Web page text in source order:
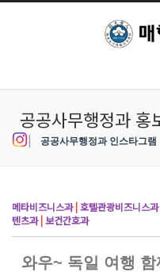
공공사무행정과 홍
| 공공사무행정과 인스타그램
메타비즈니스과 |호텔관광비즈니스과
텐츠과 |보건간호과
와우~ 독일 여행